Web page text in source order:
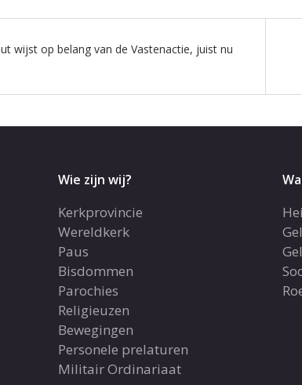
wijst op belang van de Vastenactie, juist nu
Wie zijn wij?
Kerkprovincie
Wereldkerk
Paus
Bisdommen
Parochies
Religieuzen
Bewegingen
Personele prelaturen
Militair Ordinariaat